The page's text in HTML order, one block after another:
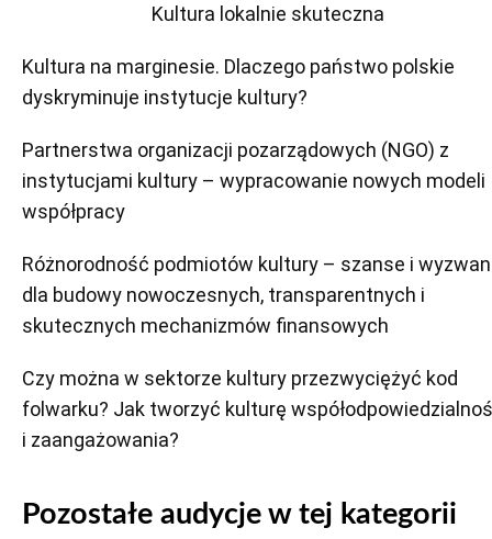
Kultura lokalnie skuteczna
Kultura na marginesie. Dlaczego państwo polskie
dyskryminuje instytucje kultury?
Partnerstwa organizacji pozarządowych (NGO) z
instytucjami kultury – wypracowanie nowych modeli
współpracy
Różnorodność podmiotów kultury – szanse i
dla budowy nowoczesnych, transparentnych i
skutecznych mechanizmów finansowych
Czy można w sektorze kultury przezwyciężyć kod
folwarku? Jak tworzyć kulturę
i zaangażowania?
Pozostałe audycje w tej kategorii